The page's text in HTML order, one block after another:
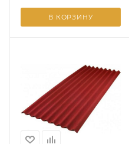
В КОРЗИНУ